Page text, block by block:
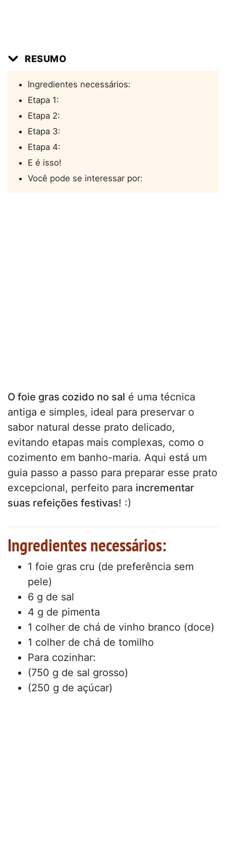
RESUMO
Ingredientes necessários:
Etapa 1:
Etapa 2:
Etapa 3:
Etapa 4:
E é isso!
Você pode se interessar por:
O foie gras cozido no sal é uma técnica
antiga e simples, ideal para preservar o
sabor natural desse prato delicado,
evitando etapas mais complexas, como o
cozimento em banho-maria. Aqui está um
guia passo a passo para preparar esse prato
excepcional, perfeito para incrementar
suas refeições festivas! :)
Ingredientes necessários:
1 foie gras cru (de preferência sem
pele)
6 g de sal
4 g de pimenta
1 colher de chá de vinho branco (doce)
1 colher de chá de tomilho
Para cozinhar:
(750 g de sal grosso)
(250 g de açúcar)